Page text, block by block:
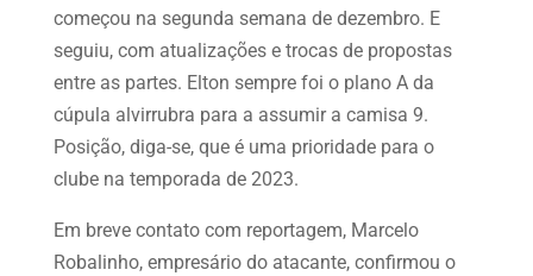
começou na segunda semana de dezembro. E
seguiu, com atualizações e trocas de propostas
entre as partes. Elton sempre foi o plano A da
cúpula alvirrubra para a assumir a camisa 9.
Posição, diga-se, que é uma prioridade para o
clube na temporada de 2023.
Em breve contato com reportagem, Marcelo
Robalinho, empresário do atacante, confirmou o